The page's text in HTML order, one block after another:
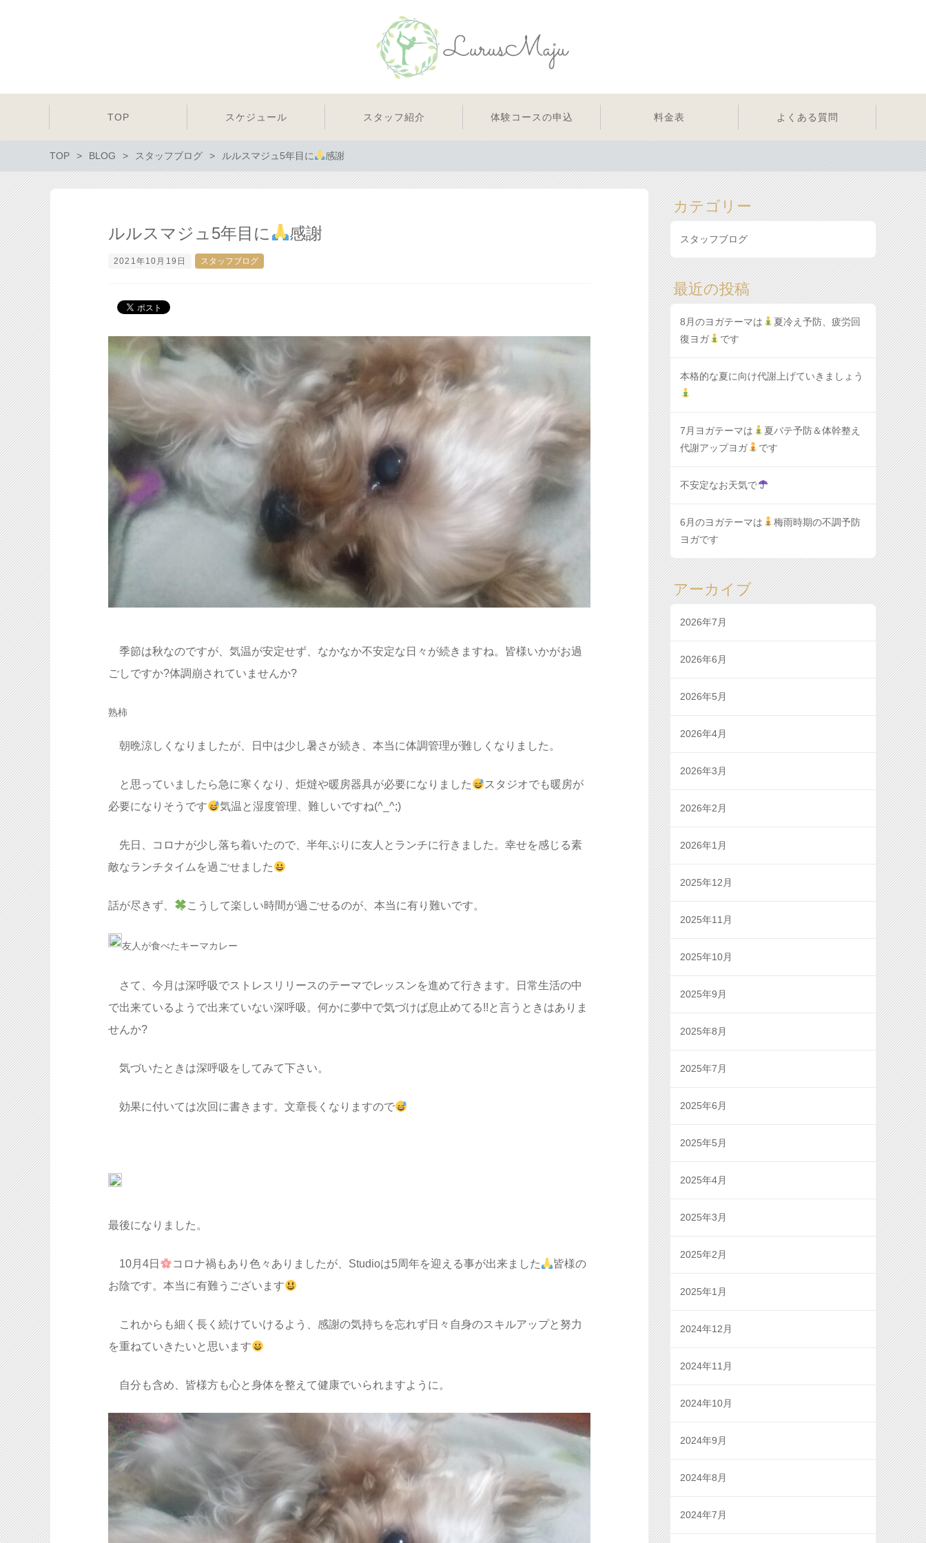
TOP スケジュール スタッフ紹介 体験コースの申込 料金表 よくある質問
TOP BLOG スタッフブログ ルルスマジュ5年目に 感謝
ルルスマジュ5年目に 感謝
2021年10月19日 スタッフブログ
季節は秋なのですが、気温が安定せず、なかなか不安定な日々が続きますね。皆様いかがお過
ごしですか?体調崩されていませんか?
熟柿
朝晩涼しくなりましたが、日中は少し暑さが続き、本当に体調管理が難しくなりました。
と思っていましたら急に寒くなり、炬燵や暖房器具が必要になりました
スタジオでも暖房が
必要になりそうです
気温と湿度管理、難しいですね(^_^;)
先日、コロナが少し落ち着いたので、半年ぶりに友人とランチに行きました。幸せを感じる素
敵なランチタイムを過ごせました
話が尽きず、 こうして楽しい時間が過ごせるのが、本当に有り難いです。
友人が食べたキーマカレー
さて、今月は深呼吸でストレスリリースのテーマでレッスンを進めて行きます。日常生活の中
で出来ているようで出来ていない深呼吸。何かに夢中で気づけば息止めてる!!と言うときはありま
せんか?
気づいたときは深呼吸をしてみて下さい。
効果に付いては次回に書きます。文章長くなりますので
最後になりました。
10月4日 コロナ禍もあり色々ありましたが、Studioは5周年を迎える事が出来ました
皆様の
お陰です。本当に有難うございます
これからも細く長く続けていけるよう、感謝の気持ちを忘れず日々自身のスキルアップと努力
を重ねていきたいと思います
自分も含め、皆様方も心と身体を整えて健康でいられますように。
カテゴリー
スタッフブログ
最近の投稿
8月のヨガテーマは
夏冷え予防、疲労回
復ヨガ
です
本格的な夏に向け代謝上げていきましょう
7月ヨガテーマは
夏バテ予防＆体幹整え
代謝アップヨガ
です
不安定なお天気で
6月のヨガテーマは
梅雨時期の不調予防
ヨガです
アーカイブ
2026年7月
2026年6月
2026年5月
2026年4月
2026年3月
2026年2月
2026年1月
2025年12月
2025年11月
2025年10月
2025年9月
2025年8月
2025年7月
2025年6月
2025年5月
2025年4月
2025年3月
2025年2月
2025年1月
2024年12月
2024年11月
2024年10月
2024年9月
2024年8月
2024年7月